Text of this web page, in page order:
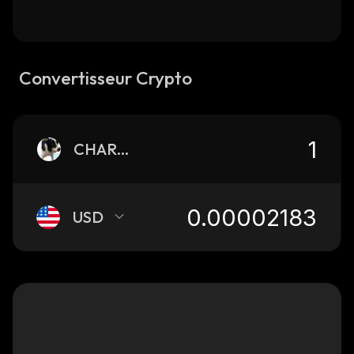
Convertisseur Crypto
CHARLIE
USD